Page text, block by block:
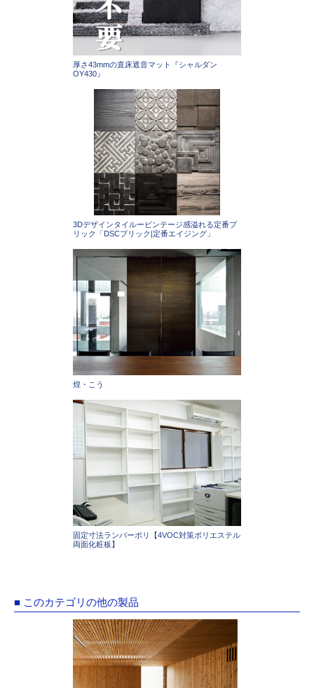
厚さ43mmの直床遮音マット『シャルダン
OY430』
3Dデザインタイルービンテージ感溢れる定番ブ
リック「DSCブリック|定番エイジング」
煌・こう
固定寸法ランバーポリ【4VOC対策ポリエステル
両面化粧板】
■ このカテゴリの他の製品